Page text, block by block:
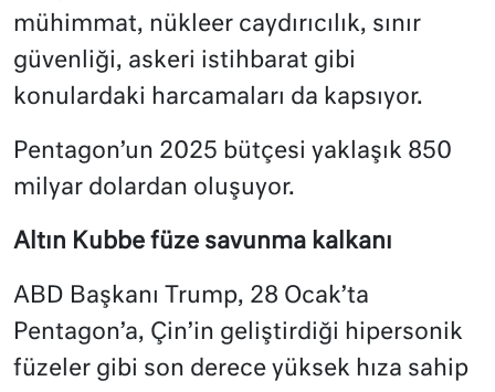
mühimmat, nükleer caydırıcılık, sınır
güvenliği, askeri istihbarat gibi
konulardaki harcamaları da kapsıyor.
Pentagon’un 2025 bütçesi yaklaşık 850
milyar dolardan oluşuyor.
Altın Kubbe füze savunma kalkanı
ABD Başkanı Trump, 28 Ocak’ta
Pentagon’a, Çin’in geliştirdiği hipersonik
füzeler gibi son derece yüksek hıza sahip